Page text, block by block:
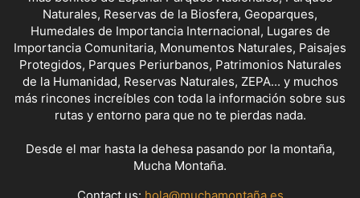
Naturales, Reservas de la Biosfera, Geoparques,
Humedales de Importancia Internacional, Lugares de
Importancia Comunitaria, Monumentos Naturales, Paisajes
Protegidos, Parques Periurbanos, Patrimonios Naturales
de la Humanidad, Reservas Naturales, ZEPA... y muchos
más rincones increíbles con toda la información sobre sus
rutas y entorno para que no te pierdas nada.
Desde el mar hasta la dehesa pasando por la montaña,
Mucha Montaña.
Contact us: hola@muchamontaña.es